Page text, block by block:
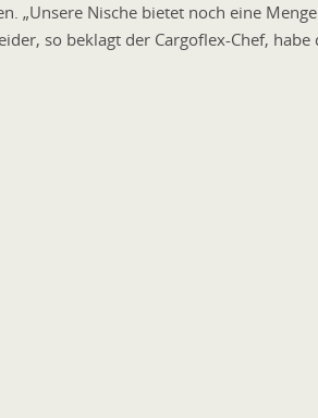
„Unsere Nische bietet noch eine Menge
so beklagt der Cargoflex-Chef,